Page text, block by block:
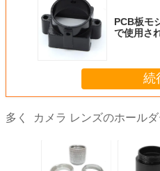
PCB板モ
で使用さ
続
多く カメラ レンズのホール